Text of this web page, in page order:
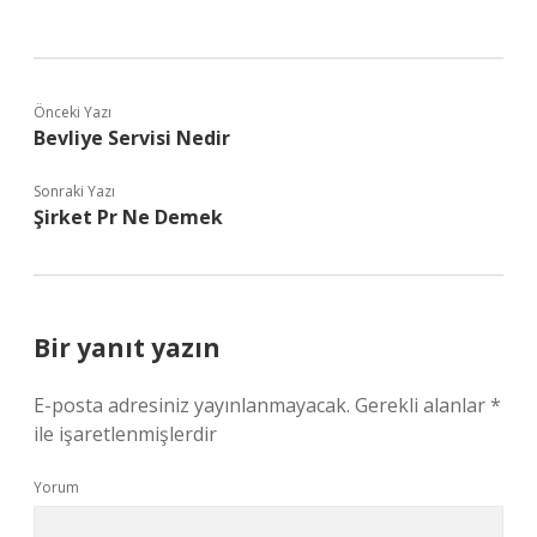
Önceki Yazı
Bevliye Servisi Nedir
Sonraki Yazı
Şirket Pr Ne Demek
Bir yanıt yazın
E-posta adresiniz yayınlanmayacak. Gerekli alanlar*
ile işaretlenmişlerdir
Yorum